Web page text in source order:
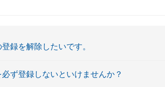
録を解除したいです。
ず登録しないといけませんか？